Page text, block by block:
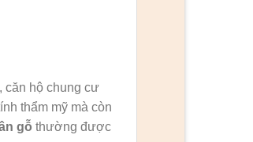
căn hộ chung cư
thẩm mỹ mà còn
gỗ thường được